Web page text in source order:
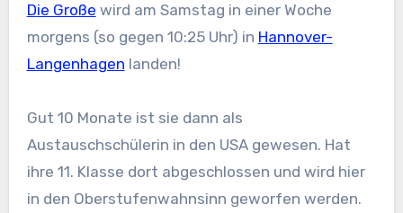
Die Große wird am Samstag in einer Woche
morgens (so gegen 10:25 Uhr) in Hannover-
Langenhagen landen!
Gut 10 Monate ist sie dann als
Austauschschülerin in den USA gewesen. Hat
ihre 11. Klasse dort abgeschlossen und wird hier
in den Oberstufenwahnsinn geworfen werden.